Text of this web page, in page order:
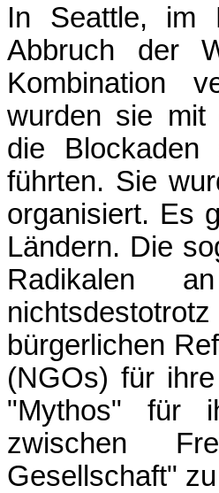
In Seattle, im
Abbruch der
Kombination
wurden sie mit
die Blockaden
führten. Sie
organisiert. Es
Ländern. Die
Radikalen
bürgerlichen
(NGOs) für
"Mythos" für
zwischen
Gesellschaft"